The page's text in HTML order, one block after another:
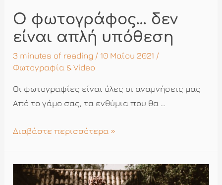
Ο φωτογράφος… δεν
είναι απλή υπόθεση
3 minutes of reading / 10 Μαΐου 2021 /
Φωτογραφία & Video
Οι φωτογραφίες είναι όλες οι αναμνήσεις μας
Από το γάμο σας, τα ενθύμια που θα …
Ο
είναι
Διαβάστε περισσότερα »